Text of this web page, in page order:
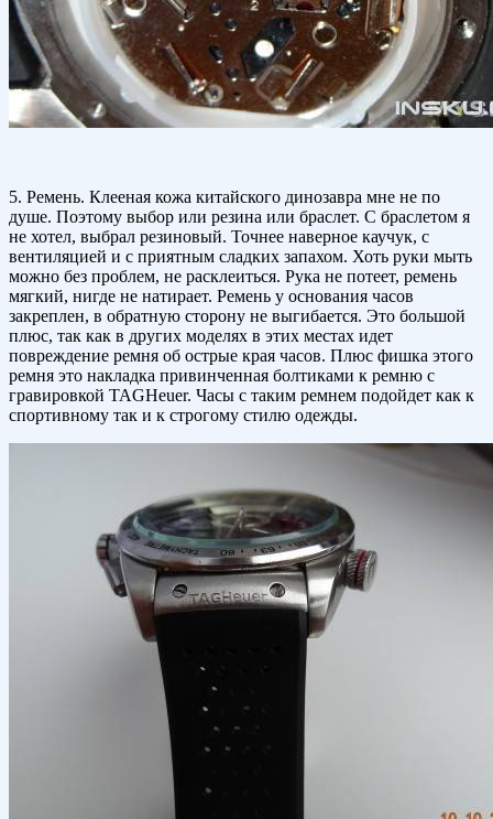
5. Ремень. Клееная кожа китайского динозавра мне не по
душе. Поэтому выбор или резина или браслет. С браслетом я
не хотел, выбрал резиновый. Точнее наверное каучук, с
вентиляцией и с приятным сладких запахом. Хоть руки мыть
можно без проблем, не расклеиться. Рука не потеет, ремень
мягкий, нигде не натирает. Ремень у основания часов
закреплен, в обратную сторону не выгибается. Это большой
плюс, так как в других моделях в этих местах идет
повреждение ремня об острые края часов. Плюс фишка этого
ремня это накладка привинченная болтиками к ремню с
гравировкой TAGHeuer. Часы с таким ремнем подойдет как к
спортивному так и к строгому стилю одежды.